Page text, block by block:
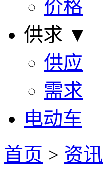
价格
供求 ▼
供应
需求
电动车
首页 > 资讯